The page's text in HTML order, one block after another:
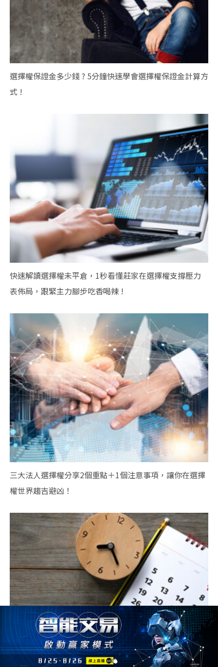
選擇權保證金多少錢 ? 5分鐘快速學會選擇權保證金計算方
式 !
快速解讀選擇權未平倉，1秒看懂莊家在選擇權支撐壓力
表佈局，跟緊主力腳步吃香喝辣 !
三大法人選擇權分享2個重點＋1個注意事項，讓你在選擇
權世界趨吉避凶！